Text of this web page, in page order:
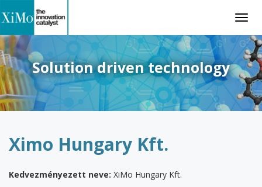
Solution driven technology
Ximo Hungary Kft.
Kedvezményezett neve: XiMo Hungary Kft.